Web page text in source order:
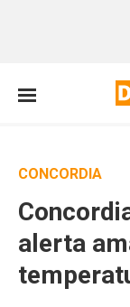
CONCORDIA
alerta